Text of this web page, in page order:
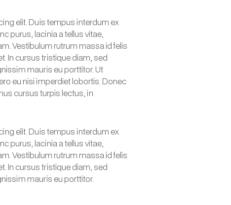
elit. Duis tempus interdum ex
purus, lacinia a tellus vitae,
Vestibulum rutrum massa id felis
In cursus tristique diam, sed
mauris eu porttitor. Ut
eu nisi imperdiet lobortis. Donec
cursus turpis lectus, in
elit. Duis tempus interdum ex
purus, lacinia a tellus vitae,
Vestibulum rutrum massa id felis
In cursus tristique diam, sed
mauris eu porttitor.